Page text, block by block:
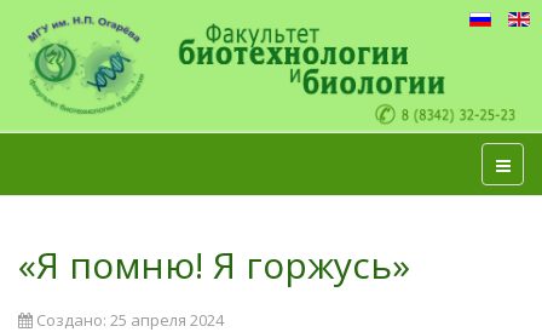
«Я помню! Я горжусь»
Создано: 25 апреля 2024